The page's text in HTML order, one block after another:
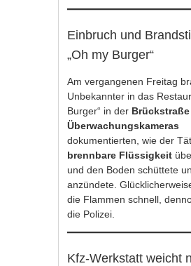
Einbruch und
„Oh my Burger“
Am vergangenen Freitag
Unbekannter in das
Burger“ in der Brückstraße
Überwachungskameras
dokumentierten, wie der
brennbare Flüssigkeit
und den Boden schüttete
anzündete.
die Flammen schnell,
die Polizei.
Kfz-Werkstatt weicht